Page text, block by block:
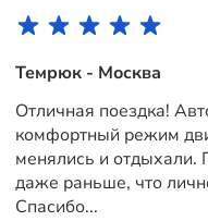
Темрюк - Москва
Отличная поездка!
комфортный режим
менялись и отдыхали.
даже раньше, что
Спасибо...